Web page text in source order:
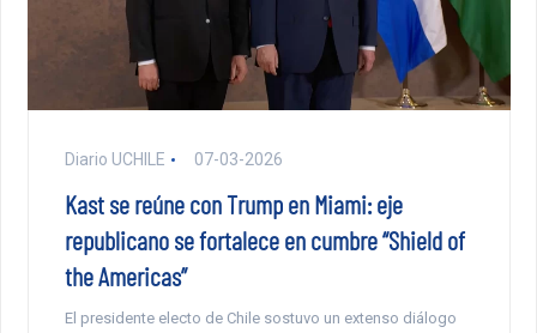
Diario UCHILE 07-03-2026
Kast se reúne con Trump en Miami: eje
republicano se fortalece en cumbre “Shield of
the Americas”
El presidente electo de Chile sostuvo un extenso diálogo